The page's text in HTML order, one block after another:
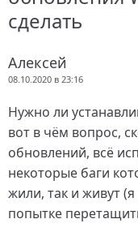
сделать
Алексей
08.10.2020 в 23:16
Нужно ли
вот в чём вопрос,
обновлений, всё
некоторые баги
жили, так и живут
попытке